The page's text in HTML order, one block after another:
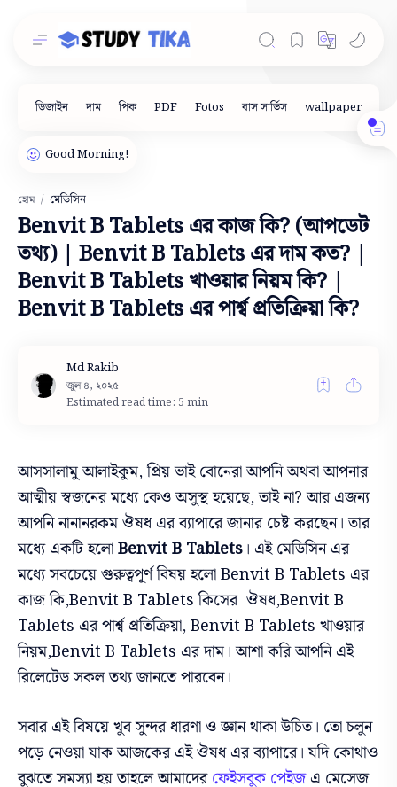
হোম মেডিসিন
Benvit B Tablets এর কাজ কি? (আপডেট
তথ্য) | Benvit B Tablets এর দাম কত? |
Benvit B Tablets খাওয়ার নিয়ম কি? |
Benvit B Tablets এর পার্শ্ব প্রতিক্রিয়া কি?
Estimated read time: 5 min
আসসালামু আলাইকুম, প্রিয় ভাই বোনেরা আপনি অথবা আপনার
আত্মীয় স্বজনের মধ্যে কেও অসুস্থ হয়েছে, তাই না? আর এজন্য
আপনি নানানরকম ঔষধ এর ব্যাপারে জানার চেষ্ট করছেন। তার
মধ্যে একটি হলোBenvit B Tablets। এই মেডিসিন এর
মধ্যে সবচেয়ে গুরুত্বপূর্ণ বিষয় হলো Benvit B Tablets এর
কাজ কি,Benvit B Tablets কিসের ঔষধ,Benvit B
Tablets এর পার্শ্ব প্রতিক্রিয়া,Benvit B Tablets খাওয়ার
নিয়ম,Benvit B Tablets এর দাম। আশা করি আপনি এই
রিলেটেড সকল তথ্য জানতে পারবেন।
সবার এই বিষয়ে খুব সুন্দর ধারণা ও জ্ঞান থাকা উচিত। তো চলুন
পড়ে নেওয়া যাক আজকের এইঔষধ এর ব্যাপারে। যদি কোথাও
বুঝতে সমস্যা হয় তাহলে আমাদেরফেইসবুক পেইজএ মেসেজ